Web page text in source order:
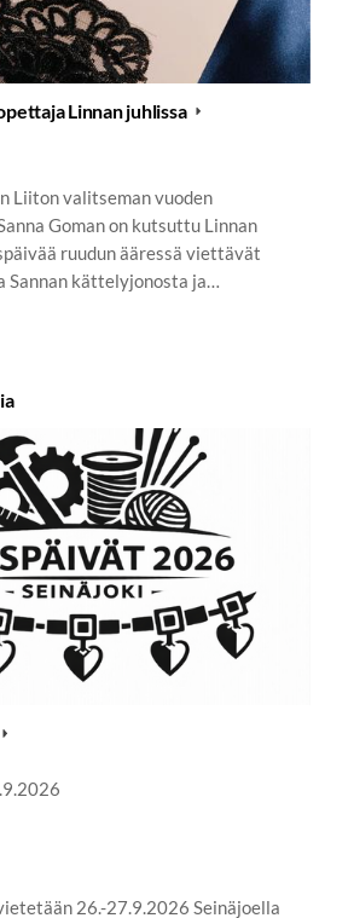
Linnan juhlissa
Liiton valitseman vuoden
Goman on kutsuttu Linnan
ruudun ääressä viettävät
kättelyjonosta ja…
26.-27.9.2026 Seinäjoella